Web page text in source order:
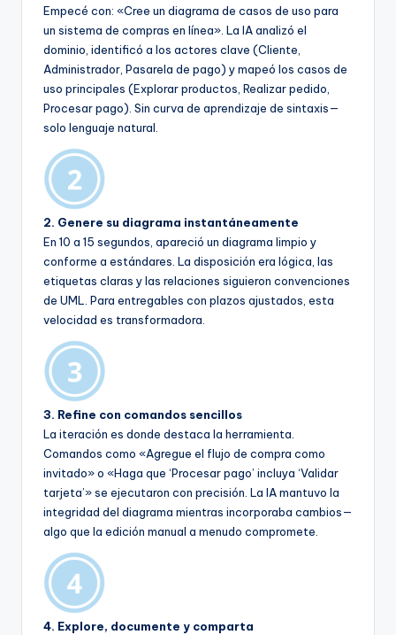
Empecé con: «Cree un diagrama de casos de uso para
un sistema de compras en línea». La IA analizó el
dominio, identificó a los actores clave (Cliente,
Administrador, Pasarela de pago) y mapeó los casos de
uso principales (Explorar productos, Realizar pedido,
Procesar pago). Sin curva de aprendizaje de sintaxis—
solo lenguaje natural.
2. Genere su diagrama instantáneamente
En 10 a 15 segundos, apareció un diagrama limpio y
conforme a estándares. La disposición era lógica, las
etiquetas claras y las relaciones siguieron convenciones
de UML. Para entregables con plazos ajustados, esta
velocidad es transformadora.
3. Refine con comandos sencillos
La iteración es donde destaca la herramienta.
Comandos como «Agregue el flujo de compra como
invitado» o «Haga que ‘Procesar pago’ incluya ‘Validar
tarjeta’» se ejecutaron con precisión. La IA mantuvo la
integridad del diagrama mientras incorporaba cambios—
algo que la edición manual a menudo compromete.
4. Explore, documente y comparta